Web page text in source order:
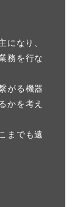
なり、
務を行な
がる機器
かを考え
までも遠